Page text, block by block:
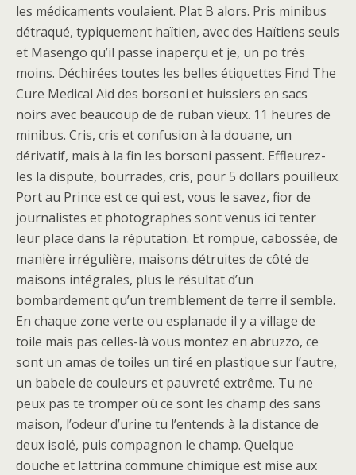
les médicaments voulaient. Plat B alors. Pris minibus
détraqué, typiquement haïtien, avec des Haïtiens seuls
et Masengo qu’il passe inaperçu et je, un po très
moins. Déchirées toutes les belles étiquettes Find The
Cure Medical Aid des borsoni et huissiers en sacs
noirs avec beaucoup de de ruban vieux. 11 heures de
minibus. Cris, cris et confusion à la douane, un
dérivatif, mais à la fin les borsoni passent. Effleurez-
les la dispute, bourrades, cris, pour 5 dollars pouilleux.
Port au Prince est ce qui est, vous le savez, fior de
journalistes et photographes sont venus ici tenter
leur place dans la réputation. Et rompue, cabossée, de
manière irrégulière, maisons détruites de côté de
maisons intégrales, plus le résultat d’un
bombardement qu’un tremblement de terre il semble.
En chaque zone verte ou esplanade il y a village de
toile mais pas celles-là vous montez en abruzzo, ce
sont un amas de toiles un tiré en plastique sur l’autre,
un babele de couleurs et pauvreté extrême. Tu ne
peux pas te tromper où ce sont les champ des sans
maison, l’odeur d’urine tu l’entends à la distance de
deux isolé, puis compagnon le champ. Quelque
douche et lattrina commune chimique est mise aux